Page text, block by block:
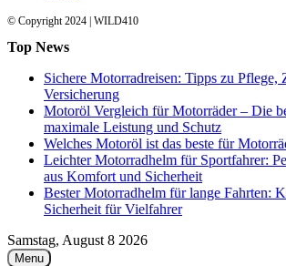
© Copyright 2024 | WILD410
Top News
Sichere Motorradreisen: Tipps zu Pflege,
Versicherung
Motoröl Vergleich für Motorräder – Die
maximale Leistung und Schutz
Welches Motoröl ist das beste für
Leichter Motorradhelm für Sportfahrer:
aus Komfort und Sicherheit
Bester Motorradhelm für lange Fahrten:
Sicherheit für Vielfahrer
Samstag, August 8 2026
Menu